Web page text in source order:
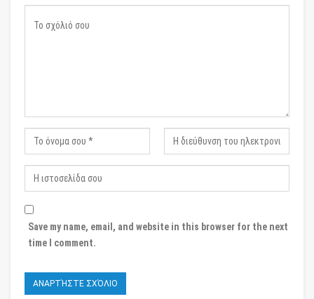
Save my name, email, and website in this browser for the next
time I comment.